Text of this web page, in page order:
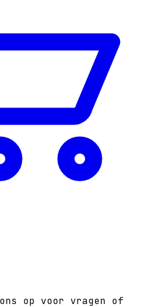
op voor vragen of